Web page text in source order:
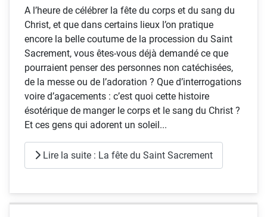
A l’heure de célébrer la fête du corps et du sang du
Christ, et que dans certains lieux l’on pratique
encore la belle coutume de la procession du Saint
Sacrement, vous êtes-vous déjà demandé ce que
pourraient penser des personnes non catéchisées,
de la messe ou de l’adoration ? Que d’interrogations
voire d’agacements : c’est quoi cette histoire
ésotérique de manger le corps et le sang du Christ ?
Et ces gens qui adorent un soleil...
Lire la suite : La fête du Saint Sacrement